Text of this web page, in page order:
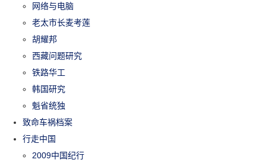
网络与电脑
老太市长麦考莲
胡耀邦
西藏问题研究
铁路华工
韩国研究
魁省统独
致命车祸档案
行走中国
2009中国纪行